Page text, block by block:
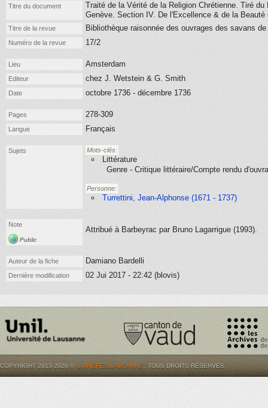
Titre du document
Traité de la Vérité de la Religion Chrétienne. Tiré
Genève. Section IV. De l'Excellence & de la
Titre de la revue Bibliothèque raisonnée des ouvrages des savans de
Numéro de la revue 17/2
Lieu Amsterdam
Editeur chez J. Wetstein & G. Smith
Date octobre 1736 - décembre 1736
Pages 278-309
Langue Français
Sujets Mots-clés:
Littérature
Genre - Critique littéraire/Compte rendu
Personne:
Turrettini, Jean-Alphonse (1671 - 1737)
Note
Public
Attribué à Barbeyrac par Bruno Lagarrigue (1993).
Auteur de la fiche Damiano Bardelli
Dernière modification 02 Jui 2017 - 22:42 (blovis)
COPYRIGHT 2013-2026 © LUMIÈRES.LAUSANNE . TOUS DROITS RÉSERVÉS.